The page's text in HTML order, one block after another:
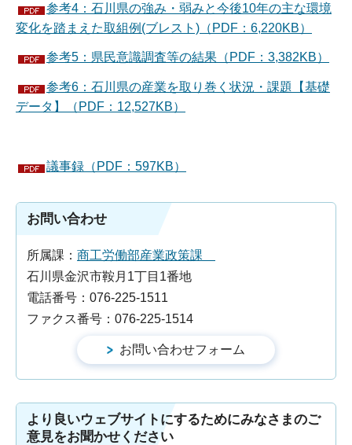
参考4：石川県の強み・弱みと今後10年の主な環境
変化を踏まえた取組例(ブレスト)（PDF：6,220KB）
参考5：県民意識調査等の結果（PDF：3,382KB）
参考6：石川県の産業を取り巻く状況・課題【基礎
データ】（PDF：12,527KB）
議事録（PDF：597KB）
お問い合わせ
所属課： 商工労働部産業政策課
石川県金沢市鞍月1丁目1番地
電話番号：076-225-1511
ファクス番号：076-225-1514
より良いウェブサイトにするためにみなさまのご
意見をお聞かせください